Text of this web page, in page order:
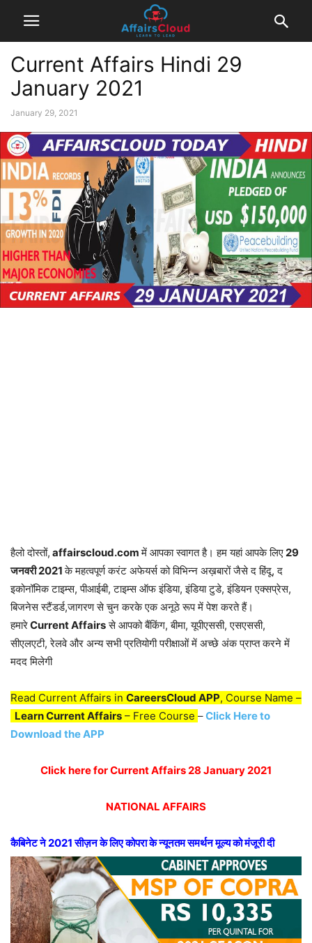
Current Affairs Hindi 29
January 2021
January 29, 2021
हैलो दोस्तों, affairscloud.comमें आपका स्वागत है। हम यहां आपके लिए29
जनवरी2021के महत्वपूर्ण करंट अफेयर्स को विभिन्न अख़बारों जैसे द हिंदू, द
इकोनॉमिक टाइम्स, पीआईबी, टाइम्स ऑफ इंडिया, इंडिया टुडे, इंडियन एक्सप्रेस,
बिजनेस स्टैंडर्ड,जागरण से चुन करके एक अनूठे रूप में पेश करते हैं।
हमारेCurrent Affairsसे आपको बैंकिंग, बीमा, यूपीएससी, एसएससी,
सीएलएटी, रेलवे और अन्य सभी प्रतियोगी परीक्षाओं में अच्छे अंक प्राप्त करने में
मदद मिलेगी
Read Current Affairs in CareersCloud APP, Course Name –
Learn Current Affairs – Free Course –Click Here to
Download the APP
Click here for Current Affairs 28 January 2021
NATIONAL AFFAIRS
कैबिनेट ने 2021 सीज़न के लिए कोपरा के न्यूनतम समर्थन मूल्य को मंजूरी दी